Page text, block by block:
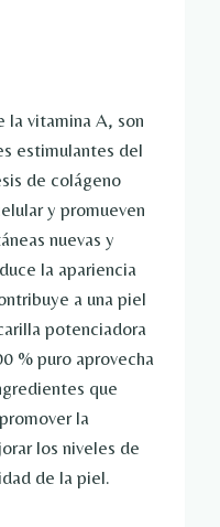
la vitamina A, son
estimulantes del
de colágeno
y promueven
nuevas y
la apariencia
a una piel
potenciadora
% puro aprovecha
que
la
los niveles de
de la piel.